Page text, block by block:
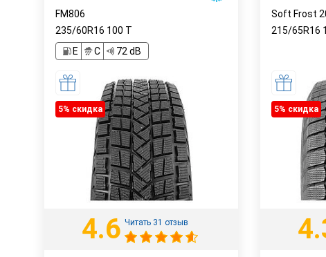
FM806
235/60R16 100 T
E
C 72 dB
5% cкидка
4.6 Читать 31 отзыв
Soft Frost
215/65R16
5% cкидка